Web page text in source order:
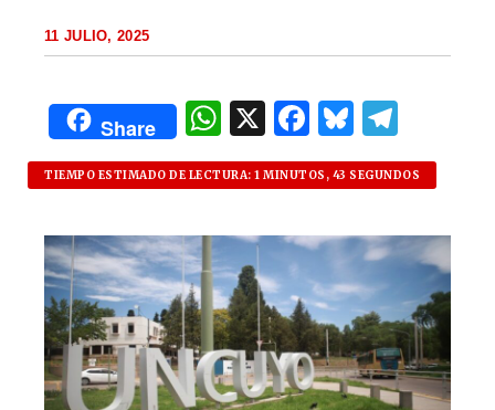
11 JULIO, 2025
Share
W
h
at
s
A
p
p
X F
a
c
e
b
o
o
k
B
lu
es
k
y
el
e
g
ra
m
TIEMPO ESTIMADO DE LECTURA: 1 MINUTOS, 43 SEGUNDOS